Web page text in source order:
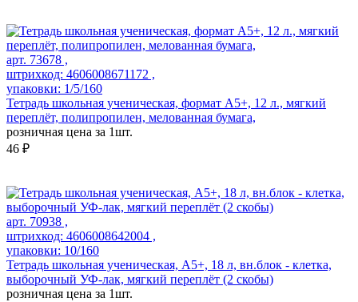
арт. 73678 ,
штрихкод: 4606008671172 ,
упаковки: 1/5/160
Тетрадь школьная ученическая, формат А5+, 12 л., мягкий
переплёт, полипропилен, мелованная бумага,
розничная цена за 1шт.
46 ₽
арт. 70938 ,
штрихкод: 4606008642004 ,
упаковки: 10/160
Тетрадь школьная ученическая, А5+, 18 л, вн.блок - клетка,
выборочный УФ-лак, мягкий переплёт (2 скобы)
розничная цена за 1шт.